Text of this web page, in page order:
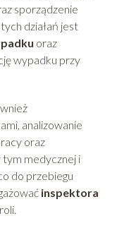
sporządzenie
działań jest
oraz
wypadku przy
analizowanie
oraz
medycznej i
do przebiegu
inspektora